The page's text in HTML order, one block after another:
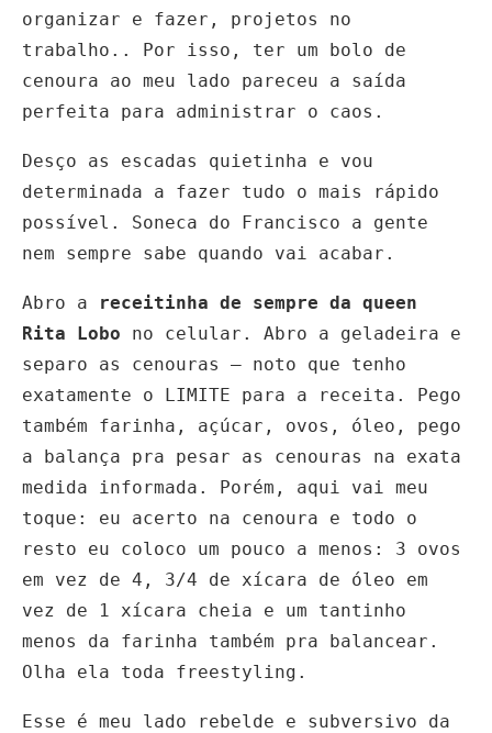
organizar e fazer, projetos no
trabalho.. Por isso, ter um bolo de
cenoura ao meu lado pareceu a saída
perfeita para administrar o caos.
Desço as escadas quietinha e vou
determinada a fazer tudo o mais rápido
possível. Soneca do Francisco a gente
nem sempre sabe quando vai acabar.
Abro a
receitinha de sempre da queen
Rita Lobo no celular. Abro a geladeira e
separo as cenouras – noto que tenho
exatamente o LIMITE para a receita. Pego
também farinha, açúcar, ovos, óleo, pego
a balança pra pesar as cenouras na exata
medida informada. Porém, aqui vai meu
toque: eu acerto na cenoura e todo o
resto eu coloco um pouco a menos: 3 ovos
em vez de 4, 3/4 de xícara de óleo em
vez de 1 xícara cheia e um tantinho
menos da farinha também pra balancear.
Olha ela toda freestyling.
Esse é meu lado rebelde e subversivo da